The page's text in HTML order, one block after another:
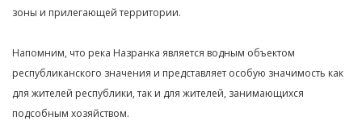
зоны и прилегающей территории.
Напомним, что река Назранка является водным объектом
республиканского значения и представляет особую значимость как
для жителей республики, так и для жителей, занимающихся
подсобным хозяйством.